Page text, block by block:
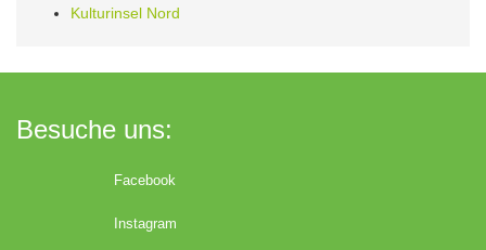
Kulturinsel Nord
Besuche uns:
Facebook
Instagram